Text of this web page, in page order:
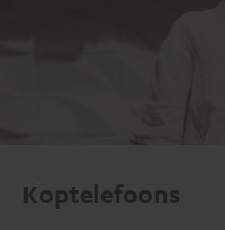
Koptelefoons